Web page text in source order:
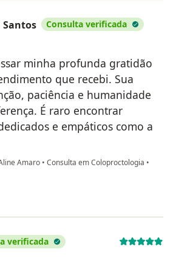
Santos Consulta verificada
minha profunda gratidão
que recebi. Sua
paciência e humanidade
É raro encontrar
e empáticos como a
Amaro • Consulta em Coloproctologia •
Sousa Santos
verificada